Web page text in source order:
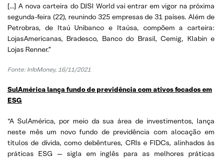
[…] A nova carteira do DJSI World vai entrar em vigor na próxima
segunda-feira (22), reunindo 325 empresas de 31 países. Além de
Petrobras, de Itaú Unibanco e Itaúsa, compõem a carteira:
LojasAmericanas, Bradesco, Banco do Brasil, Cemig, Klabin e
Lojas Renner.”
Fonte: InfoMoney, 16/11/2021
SulAmérica lança fundo de previdência com ativos focados em
ESG
“A SulAmérica, por meio da sua área de investimentos, lança
neste mês um novo fundo de previdência com alocação em
títulos de dívida, como debêntures, CRIs e FIDCs, alinhados às
práticas ESG — sigla em inglês para as melhores práticas